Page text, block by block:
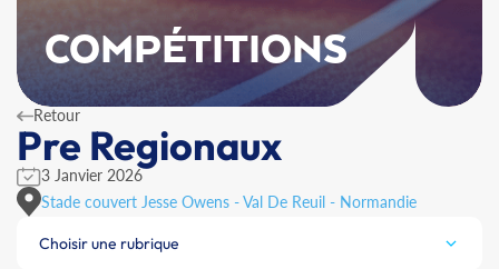
COMPÉTITIONS
Retour
Pre Regionaux
3 Janvier 2026
Stade couvert Jesse Owens - Val De Reuil - Normandie
Choisir une rubrique